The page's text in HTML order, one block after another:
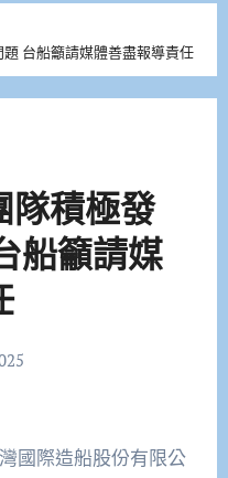
題 台船籲請媒體善盡報導責任
隊積極發
船籲請媒